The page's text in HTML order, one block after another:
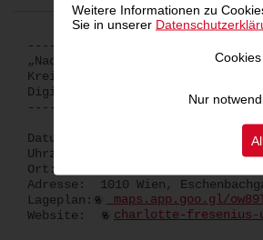
Weitere Informationen zu
Sie in unserer
Nur
----------
„Nachhaltigkeit im Fokus: ESG
Kreislaufwirtschaft im Kontext
Digitalisierung und KI“
----------
Datum: 15. September 2025
Uhrzeit: 19.00 bis 21.00 Uhr
Ort: Palais Eschenbach
Adresse: 1010 Wien,
Lageplan:
maps.app.goo.gl/
Website:
charlotte-